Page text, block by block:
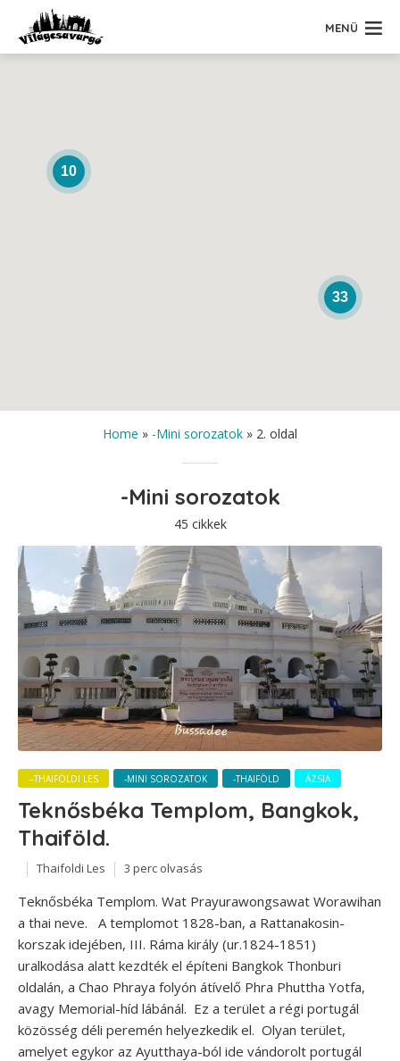
MENÜ
10
33
Home » -Mini sorozatok » 2. oldal
-Mini sorozatok
45 cikkek
--THAIFÖLDI LES -MINI SOROZATOK -THAIFÖLD ÁZSIA
Teknősbéka Templom, Bangkok,
Thaiföld.
Thaifoldi Les 3 perc olvasás
Teknősbéka Templom. Wat Prayurawongsawat Worawihan
a thai neve. A templomot 1828-ban, a Rattanakosin-
korszak idejében, III. Ráma király (ur.1824-1851)
uralkodása alatt kezdték el építeni Bangkok Thonburi
oldalán, a Chao Phraya folyón átívelő Phra Phuttha Yotfa,
avagy Memorial-híd lábánál. Ez a terület a régi portugál
közösség déli peremén helyezkedik el. Olyan terület,
amelyet egykor az Ayutthaya-ból ide vándorolt portugál